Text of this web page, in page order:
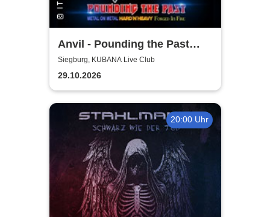
Anvil - Pounding the Past
Tour
Siegburg, KUBANA Live Club
29.10.2026
20:00 Uhr